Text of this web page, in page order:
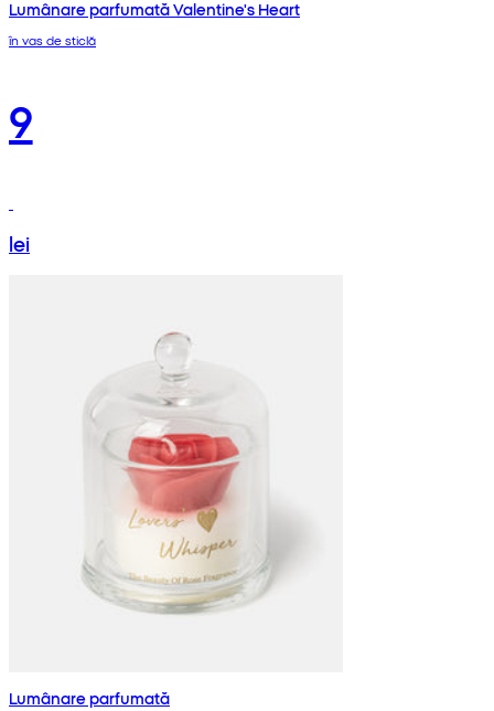
Lumânare parfumată Valentine's Heart
în vas de sticlă
9
lei
Lumânare parfumată